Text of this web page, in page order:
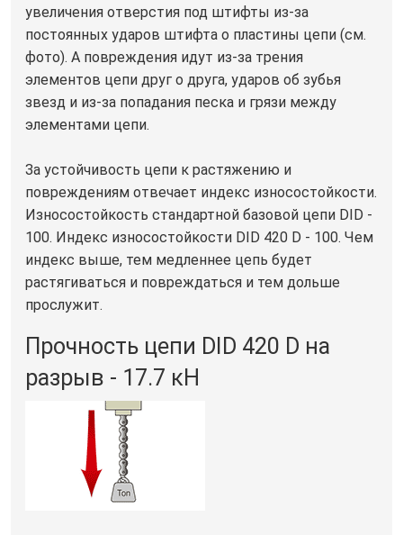
увеличения отверстия под штифты из-за
постоянных ударов штифта о пластины цепи (см.
фото). А повреждения идут из-за трения
элементов цепи друг о друга, ударов об зубья
звезд и из-за попадания песка и грязи между
элементами цепи.
За устойчивость цепи к растяжению и
повреждениям отвечает индекс износостойкости.
Износостойкость стандартной базовой цепи DID -
100. Индекс износостойкости DID 420 D - 100. Чем
индекс выше, тем медленнее цепь будет
растягиваться и повреждаться и тем дольше
прослужит.
Прочность цепи DID 420 D на
разрыв - 17.7 кН